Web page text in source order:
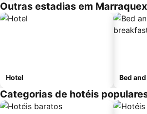
Outras estadias em
Hotel Bed
Categorias de hotéis